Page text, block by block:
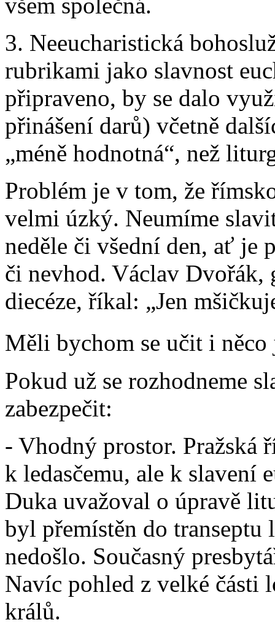
všem společná.
3. Neeucharistická
rubrikami jako slavnost
připraveno, by se dalo
přinášení darů) včetně
„méně hodnotná“, než
Problém je v tom, že
velmi úzký. Neumíme
neděle či všední den, ať je
či nevhod. Václav Dvořák,
diecéze, říkal: „Jen
Měli bychom se učit i něco
Pokud už se rozhodneme
zabezpečit:
- Vhodný prostor. Pražská
k ledasčemu, ale k slavení
Duka uvažoval o úpravě
byl přemístěn do
nedošlo. Současný
Navíc pohled z velké části
králů.